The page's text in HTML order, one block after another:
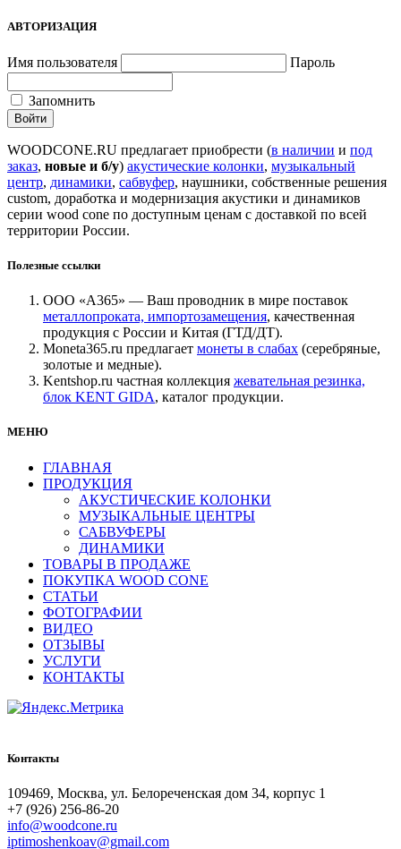
АВТОРИЗАЦИЯ
Имя пользователя Пароль
Запомнить
WOODCONE.RU предлагает приобрести (в наличии и под
заказ, новые и б/у) акустические колонки, музыкальный
центр, динамики, сабвуфер, наушники, собственные решения
custom, доработка и модернизация акустики и динамиков
серии wood cone по доступным ценам с доставкой по всей
территории России.
Полезные ссылки
ООО «А365» — Ваш проводник в мире поставок
металлопроката, импортозамещения, качественная
продукция с России и Китая (ГТД/ДТ).
Moneta365.ru предлагает монеты в слабах (серебряные,
золотые и медные).
Kentshop.ru частная коллекция жевательная резинка,
блок KENT GIDA, каталог продукции.
МЕНЮ
ГЛАВНАЯ
ПРОДУКЦИЯ
АКУСТИЧЕСКИЕ КОЛОНКИ
МУЗЫКАЛЬНЫЕ ЦЕНТРЫ
САБВУФЕРЫ
ДИНАМИКИ
ТОВАРЫ В ПРОДАЖЕ
ПОКУПКА WOOD CONE
СТАТЬИ
ФОТОГРАФИИ
ВИДЕО
ОТЗЫВЫ
УСЛУГИ
КОНТАКТЫ
Контакты
109469, Москва, ул. Белореченская дом 34, корпус 1
+7 (926) 256-86-20
info@woodcone.ru
iptimoshenkoav@gmail.com